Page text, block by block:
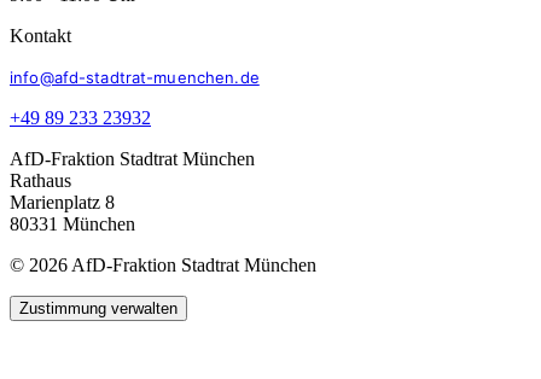
Kontakt
info@afd-stadtrat-muenchen.de
+49 89 233 23932
AfD-Fraktion Stadtrat München
Rathaus
Marienplatz 8
80331 München
© 2026 AfD-Fraktion Stadtrat München
Zustimmung verwalten